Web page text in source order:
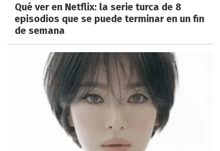
Qué ver en Netflix: la serie turca de 8
episodios que se puede terminar en un fin
de semana